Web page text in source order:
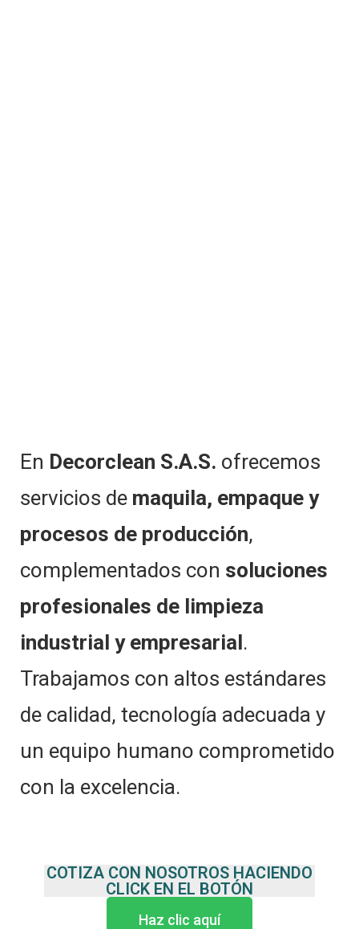
En Decorclean S.A.S. ofrecemos
servicios de maquila, empaque y
procesos de producción,
complementados con soluciones
profesionales de limpieza
industrial y empresarial.
Trabajamos con altos estándares
de calidad, tecnología adecuada y
un equipo humano comprometido
con la excelencia.
COTIZA CON NOSOTROS HACIENDO
CLICK EN EL BOTÓN
Haz clic aquí